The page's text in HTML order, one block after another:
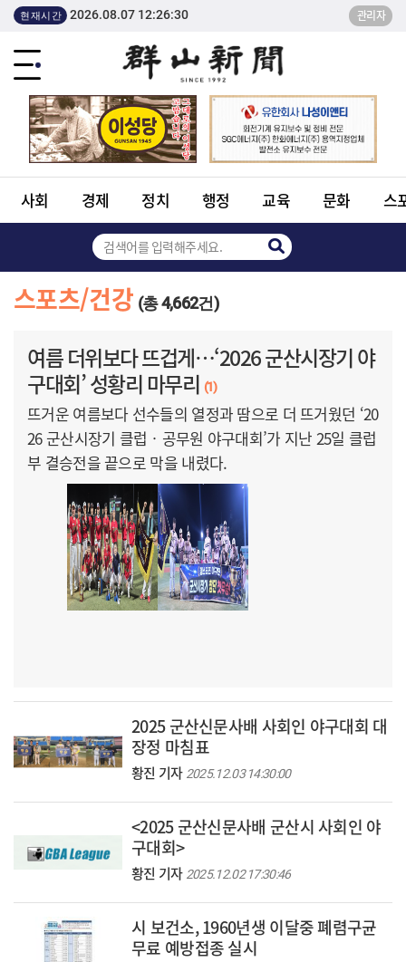
현재시간 2026.08.07 12:26:30 관리자
사회 경제 정치 행정 교육 문화 스
스포츠/건강 (총 4,662건)
여름 더위보다 뜨겁게…‘2026 군산시장기 야
구대회’ 성황리 마무리 (1)
뜨거운 여름보다 선수들의 열정과 땀으로 더 뜨거웠던 ‘20
26 군산시장기 클럽‧공무원 야구대회’가 지난 25일 클럽
부 결승전을 끝으로 막을 내렸다.
2025 군산신문사배 사회인 야구대회 대
장정 마침표
황진 기자 2025.12.03 14:30:00
<2025 군산신문사배 군산시 사회인 야
구대회>
황진 기자 2025.12.02 17:30:46
시 보건소, 1960년생 이달중 폐렴구균
무료 예방접종 실시